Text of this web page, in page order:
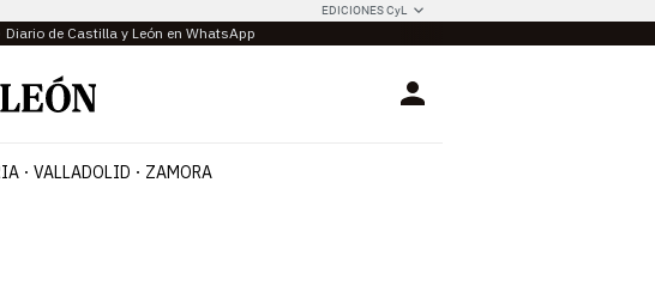
EDICIONES CyL
Diario de Castilla y León en WhatsApp
Login
VALLADOLID ZAMORA